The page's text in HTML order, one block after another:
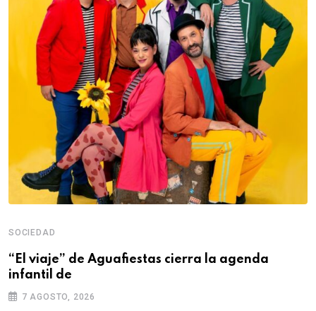
SOCIEDAD
“El viaje” de Aguafiestas cierra la agenda
infantil de
7 AGOSTO, 2026